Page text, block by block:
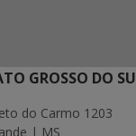
GROSSO DO
do Carmo 1203
| MS